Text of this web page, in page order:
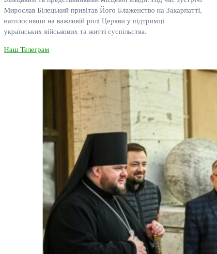
Мирослав Білецький привітав Його Блаженство на Закарпатті,
наголосивши на важливій ролі Церкви у підтримці
українських військових та житті суспільства.
Наш Телеграм